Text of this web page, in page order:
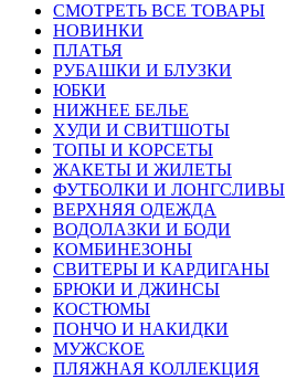
СМОТРЕТЬ ВСЕ ТОВАРЫ
НОВИНКИ
ПЛАТЬЯ
РУБАШКИ И БЛУЗКИ
ЮБКИ
НИЖНЕЕ БЕЛЬЕ
ХУДИ И СВИТШОТЫ
ТОПЫ И КОРСЕТЫ
ЖАКЕТЫ И ЖИЛЕТЫ
ФУТБОЛКИ И ЛОНГСЛИВЫ
ВЕРХНЯЯ ОДЕЖДА
ВОДОЛАЗКИ И БОДИ
КОМБИНЕЗОНЫ
СВИТЕРЫ И КАРДИГАНЫ
БРЮКИ И ДЖИНСЫ
КОСТЮМЫ
ПОНЧО И НАКИДКИ
МУЖСКОЕ
ПЛЯЖНАЯ КОЛЛЕКЦИЯ